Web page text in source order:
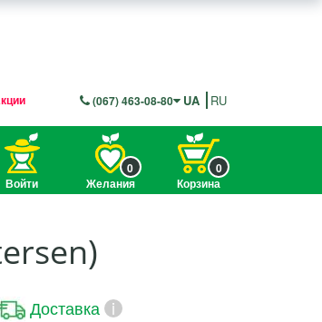
(067) 463-08-80 UA RU
Войти Желания
0
Корзина
0
Доставка i